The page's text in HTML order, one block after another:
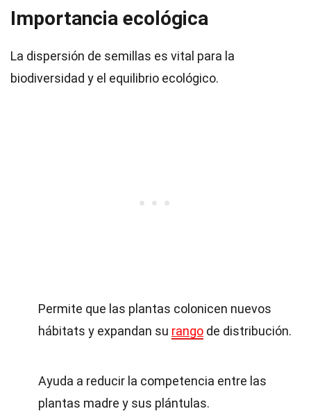
Importancia ecológica
La dispersión de semillas es vital para la
biodiversidad y el equilibrio ecológico.
Permite que las plantas colonicen nuevos
hábitats y expandan su rango de distribución.
Ayuda a reducir la competencia entre las
plantas madre y sus plántulas.